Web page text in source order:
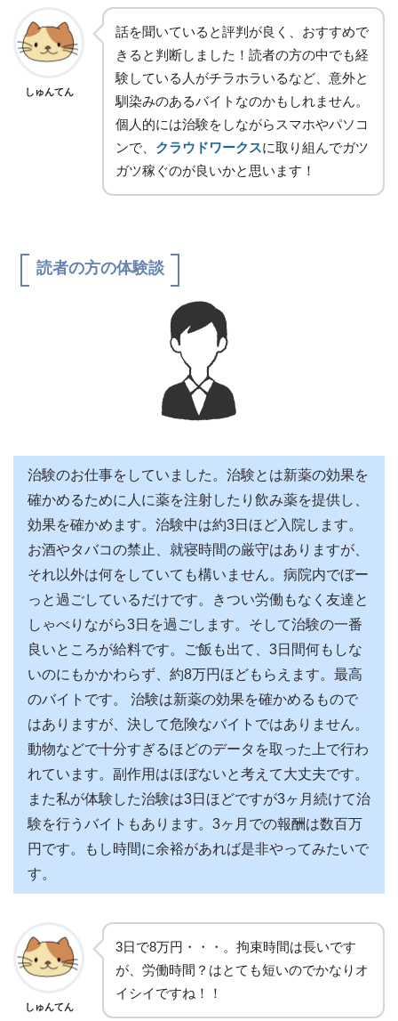
しゅんてん
話を聞いていると評判が良く、おすすめで
きると判断しました！読者の方の中でも経
験している人がチラホラいるなど、意外と
馴染みのあるバイトなのかもしれません。
個人的には治験をしながらスマホやパソコ
ンで、 クラウドワークスに取り組んでガツ
ガツ稼ぐのが良いかと思います！
読者の方の体験談
治験のお仕事をしていました。治験とは新薬の効果を
確かめるために人に薬を注射したり飲み薬を提供し、
効果を確かめます。治験中は約3日ほど入院します。
お酒やタバコの禁止、就寝時間の厳守はありますが、
それ以外は何をしていても構いません。病院内でぼー
っと過ごしているだけです。きつい労働もなく友達と
しゃべりながら3日を過ごします。そして治験の一番
良いところが給料です。ご飯も出て、3日間何もしな
いのにもかかわらず、約8万円ほどもらえます。最高
のバイトです。 治験は新薬の効果を確かめるもので
はありますが、決して危険なバイトではありません。
動物などで十分すぎるほどのデータを取った上で行わ
れています。副作用はほぼないと考えて大丈夫です。
また私が体験した治験は3日ほどですが3ヶ月続けて治
験を行うバイトもあります。3ヶ月での報酬は数百万
円です。もし時間に余裕があれば是非やってみたいで
す。
しゅんてん
3日で8万円・・・。拘束時間は長いです
が、労働時間？はとても短いのでかなりオ
イシイですね！！